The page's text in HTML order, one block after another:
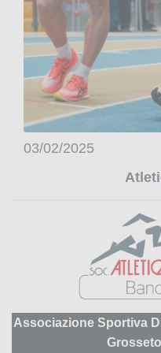
03/02/2025
Associazione Sportiva